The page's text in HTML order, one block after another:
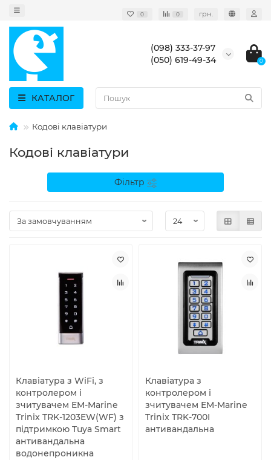
0 0 грн.
(098) 333-37-97
(050) 619-49-34
0
КАТАЛОГ
Кодові клавіатури
Кодові клавіатури
Фільтр
Клавіатура з WiFi, з
контролером і
зчитувачем EM-Marine
Trinix TRK-1203EW(WF) з
підтримкою Tuya Smart
антивандальна
водонепроникна
Клавіатура з
контролером і
зчитувачем EM-Marine
Trinix TRK-700I
антивандальна